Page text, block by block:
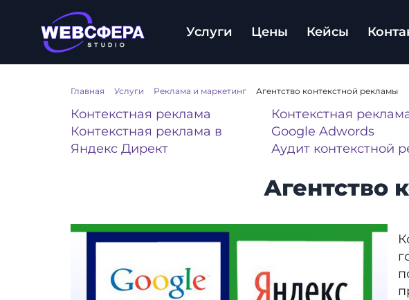
Услуги Цены Кейсы
Главная Услуги Реклама и маркетинг Агентство контекстной рекламы
Контекстная реклама
Контекстная реклама в
Яндекс Директ
Контекстная
Google Adwords
Аудит контекстной
Агентство